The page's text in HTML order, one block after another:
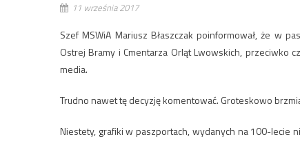
11 września 2017
Szef MSWiA Mariusz Błaszczak poinformował, że w
Ostrej Bramy i Cmentarza Orląt Lwowskich, przeciwko
media.
Trudno nawet tę decyzję komentować. Groteskowo
Niestety, grafiki w paszportach, wydanych na 100-lecie